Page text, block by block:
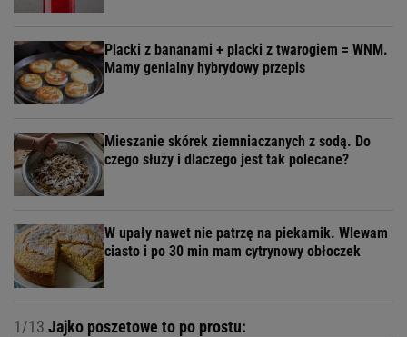
Placki z bananami + placki z twarogiem = WNM.
Mamy genialny hybrydowy przepis
Mieszanie skórek ziemniaczanych z sodą. Do
czego służy i dlaczego jest tak polecane?
W upały nawet nie patrzę na piekarnik. Wlewam
ciasto i po 30 min mam cytrynowy obłoczek
1/13 Jajko poszetowe to po prostu: